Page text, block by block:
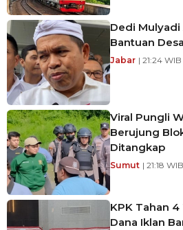
Dedi
Bantuan
Jabar | 21:24 WIB
Viral Pungli
Berujung
Ditangkap
Sumut | 21:18 WIB
KPK Tahan
Dana Iklan